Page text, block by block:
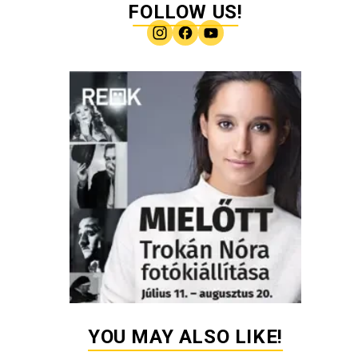
FOLLOW US!
YOU MAY ALSO LIKE!